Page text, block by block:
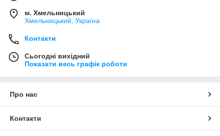
м. Хмельницький
Хмельницький, Україна
Контакти
Сьогодні вихідний
Показати весь графік роботи
Про нас
Контакти